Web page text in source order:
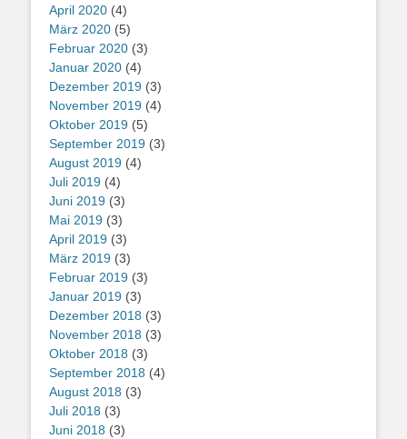
April 2020 (4)
März 2020 (5)
Februar 2020 (3)
Januar 2020 (4)
Dezember 2019 (3)
November 2019 (4)
Oktober 2019 (5)
September 2019 (3)
August 2019 (4)
Juli 2019 (4)
Juni 2019 (3)
Mai 2019 (3)
April 2019 (3)
März 2019 (3)
Februar 2019 (3)
Januar 2019 (3)
Dezember 2018 (3)
November 2018 (3)
Oktober 2018 (3)
September 2018 (4)
August 2018 (3)
Juli 2018 (3)
Juni 2018 (3)